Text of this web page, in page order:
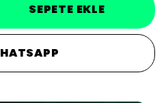
SEPETE EKLE